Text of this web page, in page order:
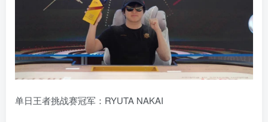
单日王者挑战赛冠军：RYUTA NAKAI